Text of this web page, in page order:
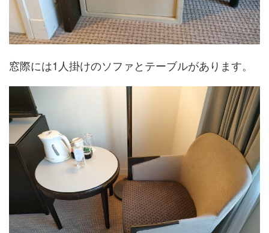
窓際には1人掛けのソファとテーブルがあります。